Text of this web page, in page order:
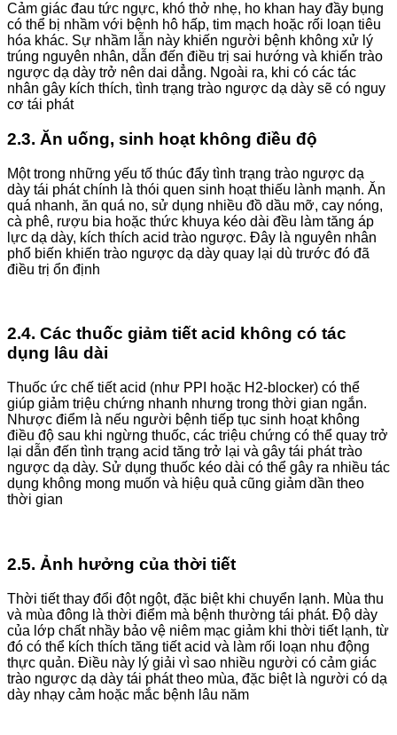
Cảm giác đau tức ngực, khó thở nhẹ, ho khan hay đầy bụng
có thể bị nhầm với bệnh hô hấp, tim mạch hoặc rối loạn tiêu
hóa khác. Sự nhầm lẫn này khiến người bệnh không xử lý
trúng nguyên nhân, dẫn đến điều trị sai hướng và khiến trào
ngược dạ dày trở nên dai dẳng. Ngoài ra, khi có các tác
nhân gây kích thích, tình trạng trào ngược dạ dày sẽ có nguy
cơ tái phát
2.3. Ăn uống, sinh hoạt không điều độ
Một trong những yếu tố thúc đẩy tình trạng trào ngược dạ
dày tái phát chính là thói quen sinh hoạt thiếu lành mạnh. Ăn
quá nhanh, ăn quá no, sử dụng nhiều đồ dầu mỡ, cay nóng,
cà phê, rượu bia hoặc thức khuya kéo dài đều làm tăng áp
lực dạ dày, kích thích acid trào ngược. Đây là nguyên nhân
phổ biến khiến trào ngược dạ dày quay lại dù trước đó đã
điều trị ổn định
2.4. Các thuốc giảm tiết acid không có tác
dụng lâu dài
Thuốc ức chế tiết acid (như PPI hoặc H2-blocker) có thể
giúp giảm triệu chứng nhanh nhưng trong thời gian ngắn.
Nhược điểm là nếu người bệnh tiếp tục sinh hoạt không
điều độ sau khi ngừng thuốc, các triệu chứng có thể quay trở
lại dẫn đến tình trạng acid tăng trở lại và gây tái phát trào
ngược dạ dày. Sử dụng thuốc kéo dài có thể gây ra nhiều tác
dụng không mong muốn và hiệu quả cũng giảm dần theo
thời gian
2.5. Ảnh hưởng của thời tiết
Thời tiết thay đổi đột ngột, đặc biệt khi chuyển lạnh. Mùa thu
và mùa đông là thời điểm mà bệnh thường tái phát. Độ dày
của lớp chất nhầy bảo vệ niêm mạc giảm khi thời tiết lạnh, từ
đó có thể kích thích tăng tiết acid và làm rối loạn nhu động
thực quản. Điều này lý giải vì sao nhiều người có cảm giác
trào ngược dạ dày tái phát theo mùa, đặc biệt là người có dạ
dày nhạy cảm hoặc mắc bệnh lâu năm